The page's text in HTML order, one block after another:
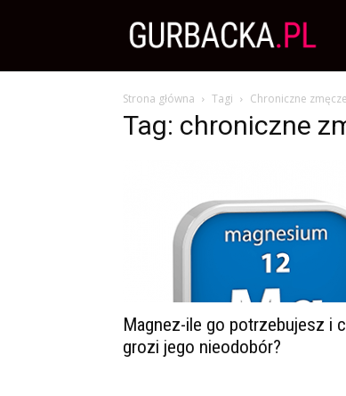
Strona główna Tagi Chroniczne
Tag: chroniczne
Magnez-ile go potrzebujesz i
grozi jego nieodobór?